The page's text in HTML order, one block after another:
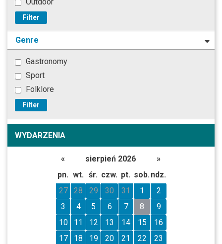
Filter
Genre
Gastronomy
Sport
Folklore
Filter
WYDARZENIA
« sierpień 2026
»
pn. wt. śr. czw. pt. sob. ndz.
27
28 29 30 31 1
2
3
4 5 6 7 8
9
10
11 12 13 14 15
16
17
18 19 20 21 22 23